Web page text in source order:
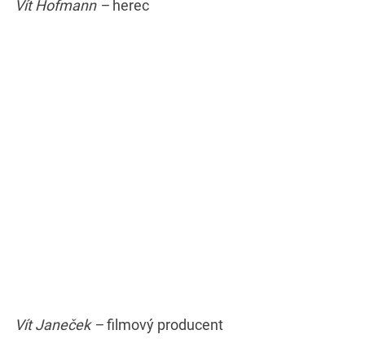
Vít Hofmann – herec
Vít Janeček –filmový producent